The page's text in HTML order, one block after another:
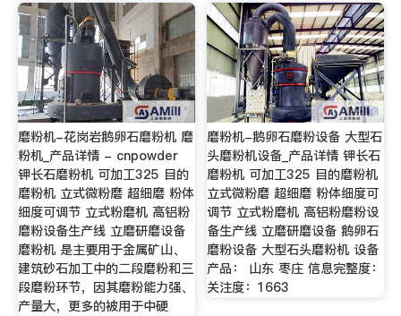
磨粉机-花岗岩鹅卵石磨粉机 磨
粉机_产品详情 - cnpowder
钾长石磨粉机 可加工325 目的
磨粉机 立式微粉磨 超细磨 粉体
细度可调节 立式粉磨机 高铝粉
磨粉设备生产线 立磨研磨设备
磨粉机 是主要用于金属矿山、
建筑砂石加工中的二段磨粉和三
段磨粉环节，因其磨粉能力强、
产量大，更多的被用于中硬
磨粉机-鹅卵石磨粉设备 大型石
头磨粉机设备_产品详情 钾长石
磨粉机 可加工325 目的磨粉机
立式微粉磨 超细磨 粉体细度可
调节 立式粉磨机 高铝粉磨粉设
备生产线 立磨研磨设备 鹅卵石
磨粉设备 大型石头磨粉机 设备
产品： 山东 枣庄 信息完整度：
关注度：1663